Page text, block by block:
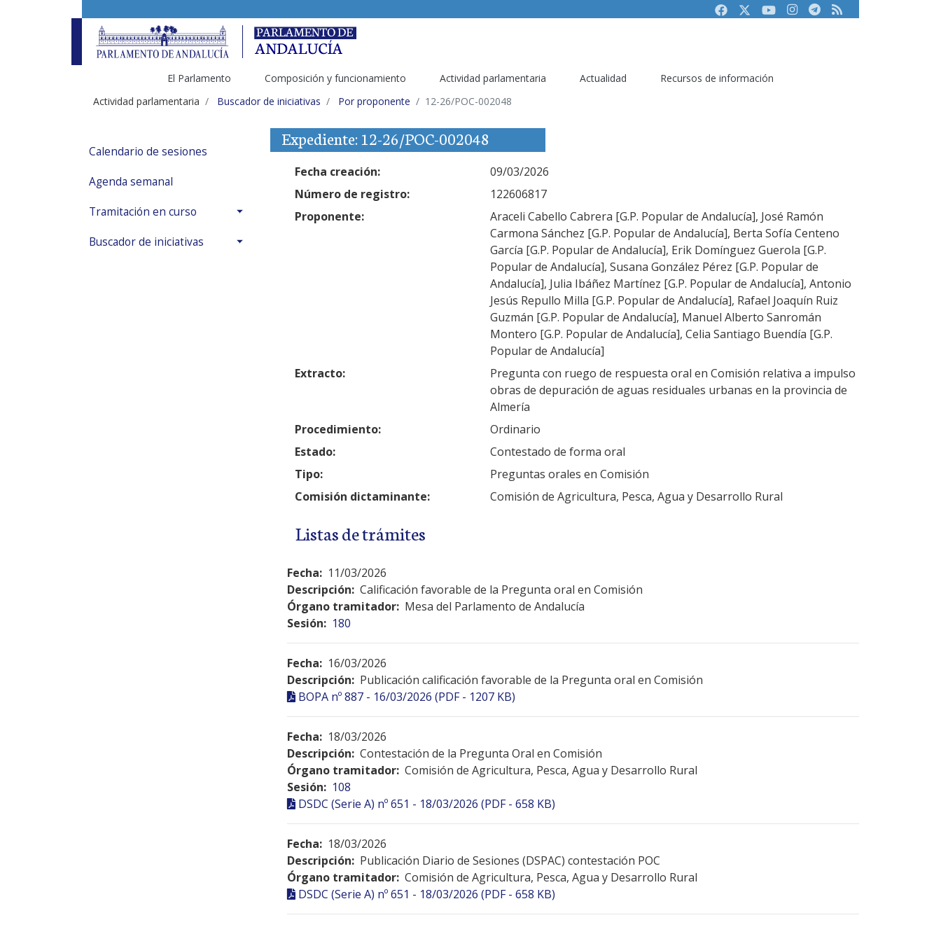
FacebookTwitterYoutubeInstagram
Telegram
RSS
El Parlamento Composición y funcionamiento Actividad parlamentaria Actualidad
Recursos de información
Actividad parlamentaria
Buscador de iniciativas Por proponente 12-26/POC-002048
Calendario de sesiones
Agenda semanal
Tramitación en curso
Buscador de iniciativas
Expediente: 12-26/POC-002048
Fecha creación:
09/03/2026
Número de registro:
122606817
Proponente:
Araceli Cabello Cabrera [G.P. Popular de Andalucía], José Ramón
Carmona Sánchez [G.P. Popular de Andalucía], Berta Sofía Centeno
García [G.P. Popular de Andalucía], Erik Domínguez Guerola [G.P.
Popular de Andalucía], Susana González Pérez [G.P. Popular de
Andalucía], Julia Ibáñez Martínez [G.P. Popular de Andalucía], Antonio
Jesús Repullo Milla [G.P. Popular de Andalucía], Rafael Joaquín Ruiz
Guzmán [G.P. Popular de Andalucía], Manuel Alberto Sanromán
Montero [G.P. Popular de Andalucía], Celia Santiago Buendía [G.P.
Popular de Andalucía]
Extracto:
Pregunta con ruego de respuesta oral en Comisión relativa a impulso
obras de depuración de aguas residuales urbanas en la provincia de
Almería
Procedimiento:
Ordinario
Estado:
Contestado de forma oral
Tipo:
Preguntas orales en Comisión
Comisión dictaminante:
Comisión de Agricultura, Pesca, Agua y Desarrollo Rural
Listas de trámites
Fecha: 11/03/2026
Descripción: Calificación favorable de la Pregunta oral en Comisión
Órgano tramitador: Mesa del Parlamento de Andalucía
Sesión: 180
Fecha: 16/03/2026
Descripción: Publicación calificación favorable de la Pregunta oral en Comisión
BOPA nº 887 - 16/03/2026 (PDF - 1207 KB)
Fecha: 18/03/2026
Descripción: Contestación de la Pregunta Oral en Comisión
Órgano tramitador: Comisión de Agricultura, Pesca, Agua y Desarrollo Rural
Sesión: 108
DSDC (Serie A) nº 651 - 18/03/2026 (PDF - 658 KB)
Fecha: 18/03/2026
Descripción: Publicación Diario de Sesiones (DSPAC) contestación POC
Órgano tramitador: Comisión de Agricultura, Pesca, Agua y Desarrollo Rural
DSDC (Serie A) nº 651 - 18/03/2026 (PDF - 658 KB)